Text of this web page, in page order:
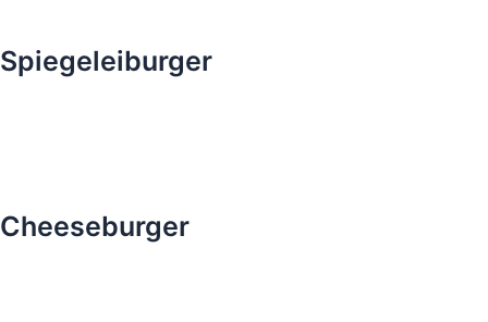
Spiegeleiburger
Cheeseburger